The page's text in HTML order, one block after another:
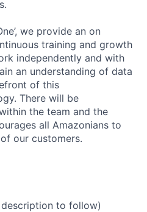
we provide an on
training and growth
independently and with
an understanding of data
of this
There will be
the team and the
all Amazonians to
our customers.
description to follow)